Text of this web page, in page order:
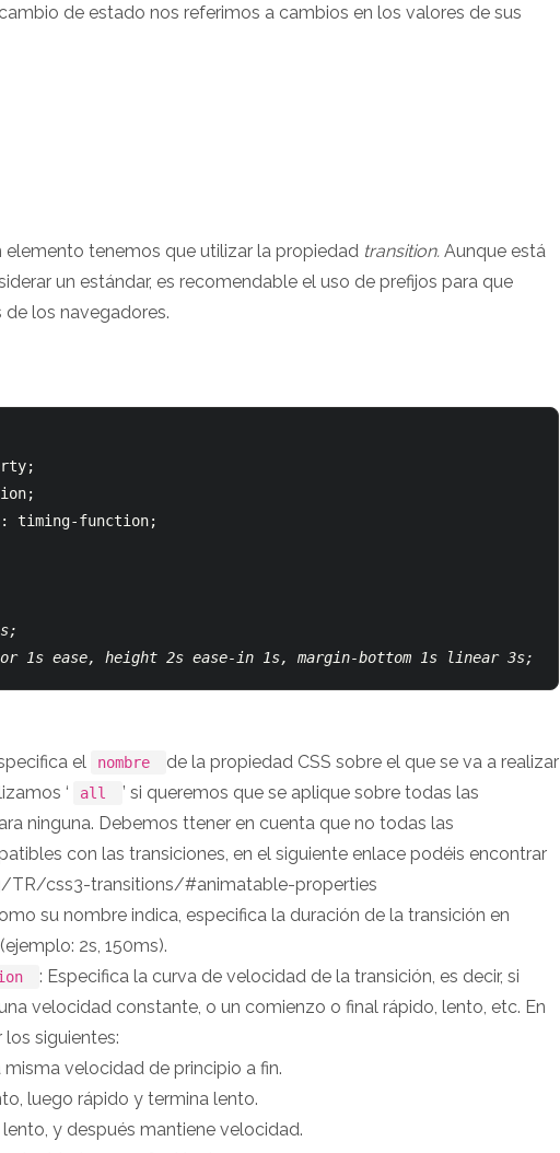
de estado nos referimos a cambios en los valores de sus
elemento tenemos que utilizar la propiedad transition. Aunque está
un estándar, es recomendable el uso de prefijos para que
los navegadores.
timing-function;
1s ease, height 2s ease-in 1s, margin-bottom 1s linear 3s;
el nombre
de la propiedad CSS sobre el que se va a realizar
‘
all
’ si queremos que se aplique sobre todas las
ninguna. Debemos ttener en cuenta que no todas las
con las transiciones, en el siguiente enlace podéis encontrar
TR/css3-transitions/#animatable-properties
su nombre indica, especifica la duración de la transición en
2s, 150ms).
: Especifica la curva de velocidad de la transición, es decir, si
velocidad constante, o un comienzo o final rápido, lento, etc. En
siguientes:
misma velocidad de principio a fin.
luego rápido y termina lento.
y después mantiene velocidad.